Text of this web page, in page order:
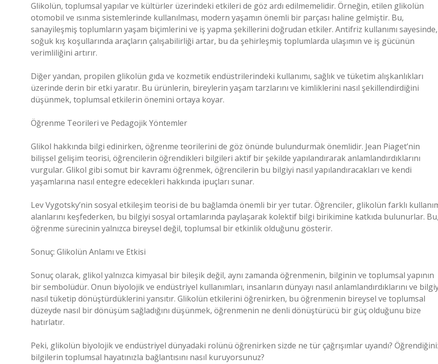
Glikolün, toplumsal yapılar ve kültürler üzerindeki etkileri de göz ardı edilmemelidir. Örneğin, etilen glikolün
otomobil ve ısınma sistemlerinde kullanılması, modern yaşamın önemli bir parçası haline gelmiştir. Bu,
sanayileşmiş toplumların yaşam biçimlerini ve iş yapma şekillerini doğrudan etkiler. Antifriz kullanımı sayesinde,
soğuk kış koşullarında araçların çalışabilirliği artar, bu da şehirleşmiş toplumlarda ulaşımın ve iş gücünün
verimliliğini artırır.
Diğer yandan, propilen glikolün gıda ve kozmetik endüstrilerindeki kullanımı, sağlık ve tüketim alışkanlıkları
üzerinde derin bir etki yaratır. Bu ürünlerin, bireylerin yaşam tarzlarını ve kimliklerini nasıl şekillendirdiğini
düşünmek, toplumsal etkilerin önemini ortaya koyar.
Öğrenme Teorileri ve Pedagojik Yöntemler
Glikol hakkında bilgi edinirken, öğrenme teorilerini de göz önünde bulundurmak önemlidir. Jean Piaget’nin
bilişsel gelişim teorisi, öğrencilerin öğrendikleri bilgileri aktif bir şekilde yapılandırarak anlamlandırdıklarını
vurgular. Glikol gibi somut bir kavramı öğrenmek, öğrencilerin bu bilgiyi nasıl yapılandıracakları ve kendi
yaşamlarına nasıl entegre edecekleri hakkında ipuçları sunar.
Lev Vygotsky’nin sosyal etkileşim teorisi de bu bağlamda önemli bir yer tutar. Öğrenciler, glikolün farklı
alanlarını keşfederken, bu bilgiyi sosyal ortamlarında paylaşarak kolektif bilgi birikimine katkıda bulunurlar.
öğrenme sürecinin yalnızca bireysel değil, toplumsal bir etkinlik olduğunu gösterir.
Sonuç: Glikolün Anlamı ve Etkisi
Sonuç olarak, glikol yalnızca kimyasal bir bileşik değil, aynı zamanda öğrenmenin, bilginin ve toplumsal yapının
bir sembolüdür. Onun biyolojik ve endüstriyel kullanımları, insanların dünyayı nasıl anlamlandırdıklarını ve
nasıl tüketip dönüştürdüklerini yansıtır. Glikolün etkilerini öğrenirken, bu öğrenmenin bireysel ve toplumsal
düzeyde nasıl bir dönüşüm sağladığını düşünmek, öğrenmenin ne denli dönüştürücü bir güç olduğunu bize
hatırlatır.
Peki, glikolün biyolojik ve endüstriyel dünyadaki rolünü öğrenirken sizde ne tür çağrışımlar uyandı?
bilgilerin toplumsal hayatınızla bağlantısını nasıl kuruyorsunuz?